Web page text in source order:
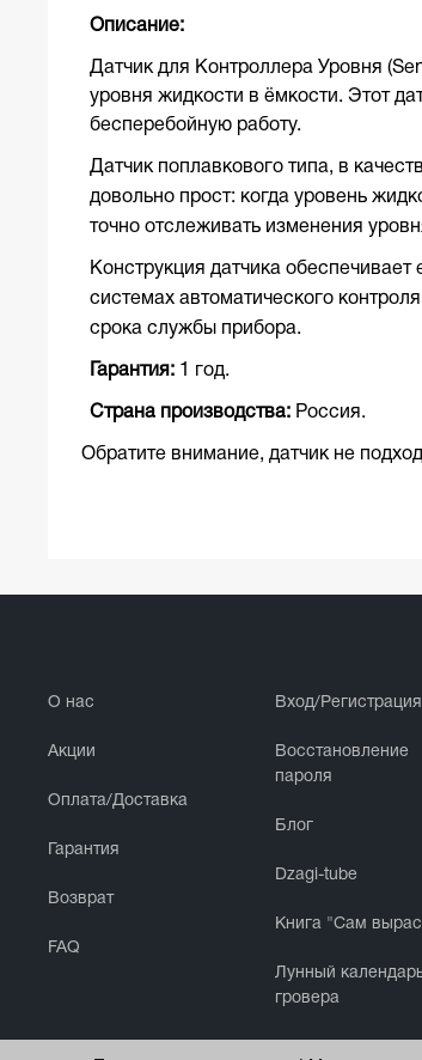
Описание:
Датчик для Контроллера Уровня
уровня жидкости в ёмкости. Этот
бесперебойную работу.
Датчик поплавкового типа, в
довольно прост: когда уровень
точно отслеживать изменения
Конструкция датчика
системах автоматического
срока службы прибора.
Гарантия: 1 год.
Страна производства: Россия .
Обратите внимание, датчик не
О нас
Акции
Оплата/Доставка
Гарантия
Возврат
FAQ
Вход/Регистрация
Восстановление
пароля
Блог
Dzagi-tube
Книга "Сам
Лунный
гровера